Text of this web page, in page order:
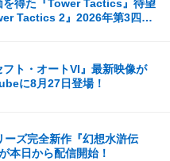
を得た『Tower Tactics』待望
Tactics 2』2026年第3四半
フト・オートVI』最新映像が
に8月27日登場！
ーズ完全新作『幻想水滸伝
本日から配信開始！